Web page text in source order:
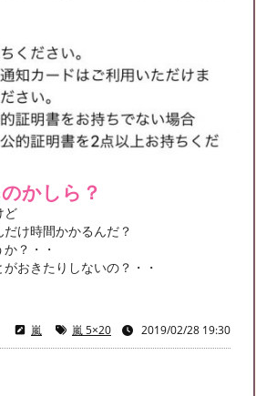
かしら？
ど
け時間かかるんだ？
？・・
おきたりしないの？・・
嵐 嵐 5×20 2019/02/28 19:30